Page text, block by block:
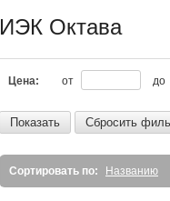
ИЭК Октава
Цена: от до
Показать Сбросить
Сортировать по: Названию